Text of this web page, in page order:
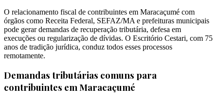
O relacionamento fiscal de contribuintes em Maracaçumé com
órgãos como Receita Federal, SEFAZ/MA e prefeituras municipais
pode gerar demandas de recuperação tributária, defesa em
execuções ou regularização de dívidas. O Escritório Cestari, com 75
anos de tradição jurídica, conduz todos esses processos
remotamente.
Demandas tributárias comuns para
contribuintes emMaracaçumé